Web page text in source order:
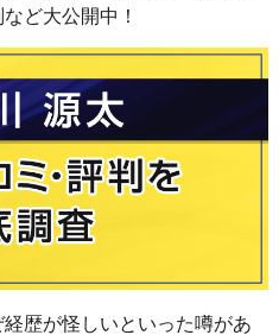
ど大公開中！
経歴が怪しいといった噂があ